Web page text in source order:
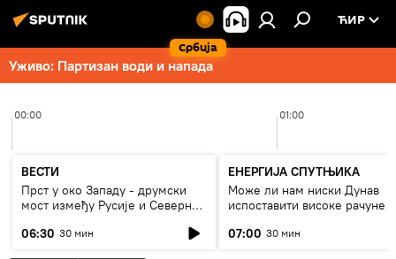
Србија
ЋИР
Уживо: Партизан води и напада
00:00 01:00
ВЕСТИ
Прст у око Западу - друмски
мост између Русије и Северне
06:30 30 мин
ЕНЕРГИЈА СПУТЊИКА
Може ли нам ниски Дунав
испоставити високе рачуне
07:00 30 мин